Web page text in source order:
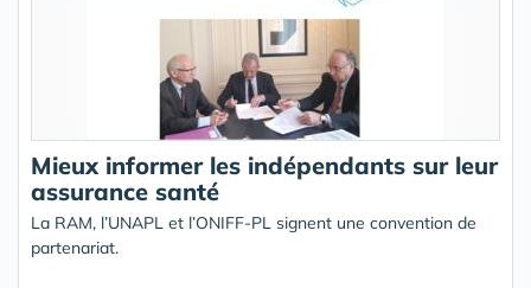
Mieux informer les indépendants sur leur
assurance santé
La RAM, l’UNAPL et l’ONIFF-PL signent une convention de
partenariat.